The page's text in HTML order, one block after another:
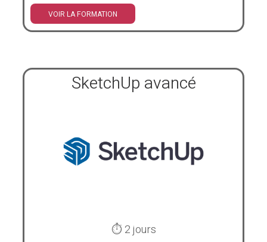
VOIR LA FORMATION
SketchUp avancé
⏱ 2 jours